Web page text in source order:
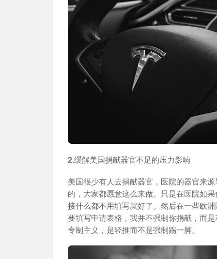
2.缓解美国捐献器官不足的压力影响
美国很少有人去捐献器官，医院的器官来
的，大家都愿意这么来做。只是在医院如
接什么都不用填写就好了。然后在一些欧
要填写申请表格，我并不强制你捐献，而
专制主义，是轻推而不是强制踢一脚。